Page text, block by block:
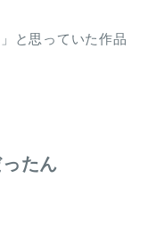
と思っていた作品
たん